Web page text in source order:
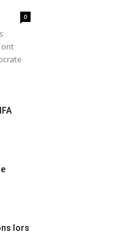
0
ont
lors